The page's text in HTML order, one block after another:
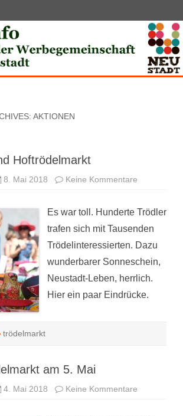
AKTIONEN
Hoftrödelmarkt
8. Mai 2018 Keine Kommentare
Es war toll. Hunderte Trödler
trafen sich mit Tausenden
Trödelinteressierten. Dazu
wunderbarer Sonneschein,
Neustadt-Leben, herrlich.
Hier ein paar Eindrücke.
trödelmarkt
am 5. Mai
4. Mai 2018 Keine Kommentare